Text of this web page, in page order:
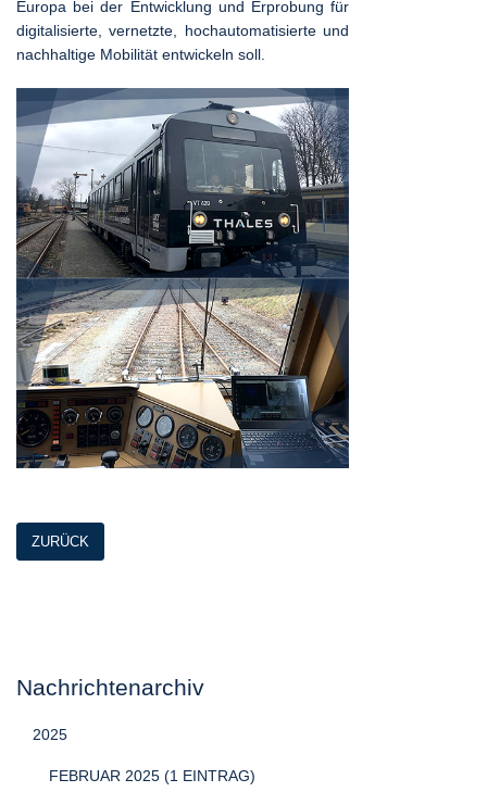
Europa bei der Entwicklung und Erprobung für
digitalisierte, vernetzte, hochautomatisierte und
nachhaltige Mobilität entwickeln soll.
ZURÜCK
Nachrichtenarchiv
2025
FEBRUAR 2025 (1 EINTRAG)